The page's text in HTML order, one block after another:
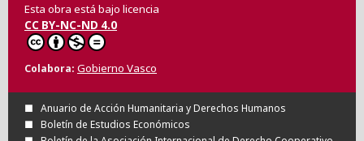
Esta obra está bajo licencia
CC BY-NC-ND 4.0
Colabora Gobierno Vasco
Anuario de Acción Humanitaria y Derechos Humanos
Boletín de Estudios Económicos